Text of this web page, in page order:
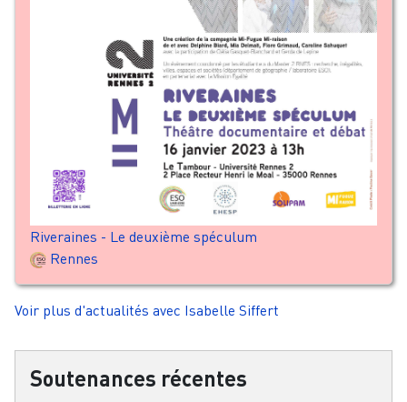
Riveraines - Le deuxième spéculum
Rennes
Voir plus d'actualités avec Isabelle Siffert
Soutenances récentes